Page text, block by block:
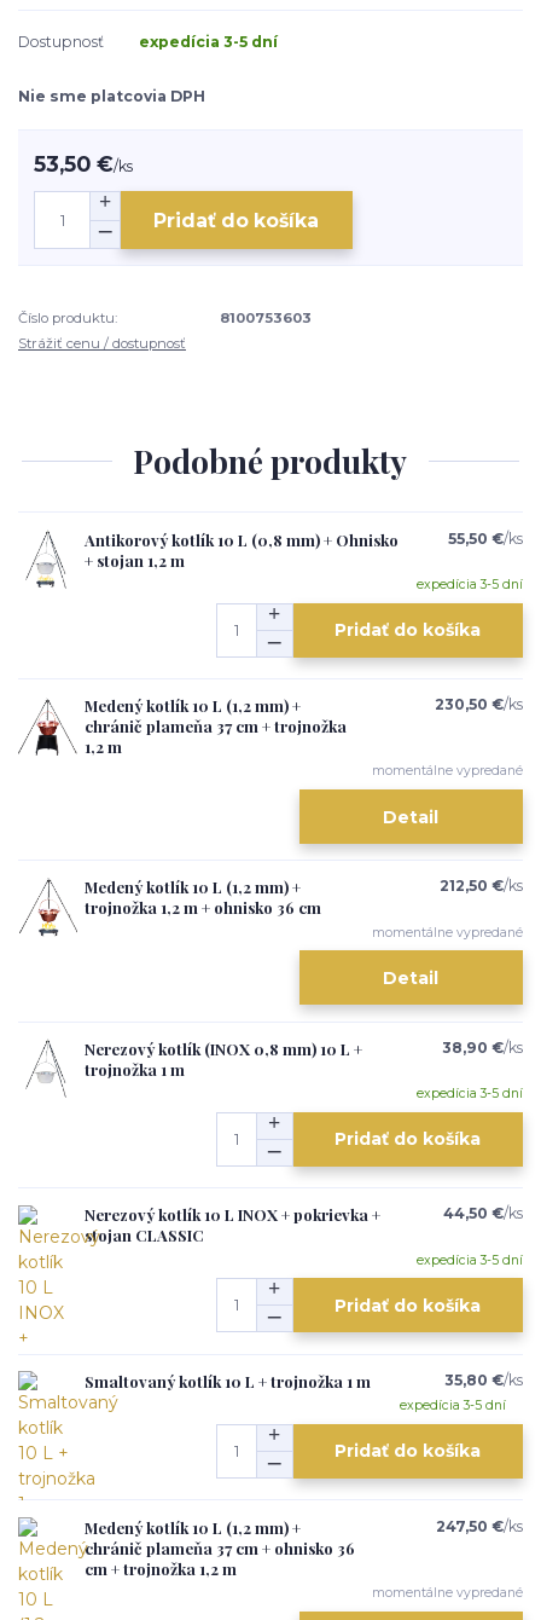
Dostupnosť expedícia 3-5 dní
Nie sme platcovia DPH
53,50 €/ks
Pridať do košíka
Číslo produktu:
8100753603
Strážiť cenu / dostupnosť
Podobné produkty
Antikorový kotlík 10 L (0,8 mm) + Ohnisko
+ stojan 1,2 m
55,50 €/ks
expedícia 3-5 dní
Pridať do košíka
Medený kotlík 10 L (1,2 mm) +
chránič plameňa 37 cm + trojnožka
1,2 m
230,50 €/ks
momentálne vypredané
Detail
Medený kotlík 10 L (1,2 mm) +
trojnožka 1,2 m + ohnisko 36 cm
212,50 €/ks
momentálne vypredané
Detail
Nerezový kotlík (INOX 0,8 mm) 10 L +
trojnožka 1 m
38,90 €/ks
expedícia 3-5 dní
Pridať do košíka
Nerezový kotlík 10 L INOX + pokrievka +
stojan CLASSIC
44,50 €/ks
expedícia 3-5 dní
Pridať do košíka
Smaltovaný kotlík 10 L + trojnožka 1 m 35,80 €/ks
expedícia 3-5 dní
Pridať do košíka
Medený kotlík 10 L (1,2 mm) +
chránič plameňa 37 cm + ohnisko 36
cm + trojnožka 1,2 m
247,50 €/ks
momentálne vypredané